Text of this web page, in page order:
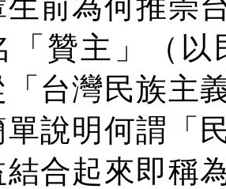
「贊主」（
台灣民族主
說明何謂「
合起來即稱